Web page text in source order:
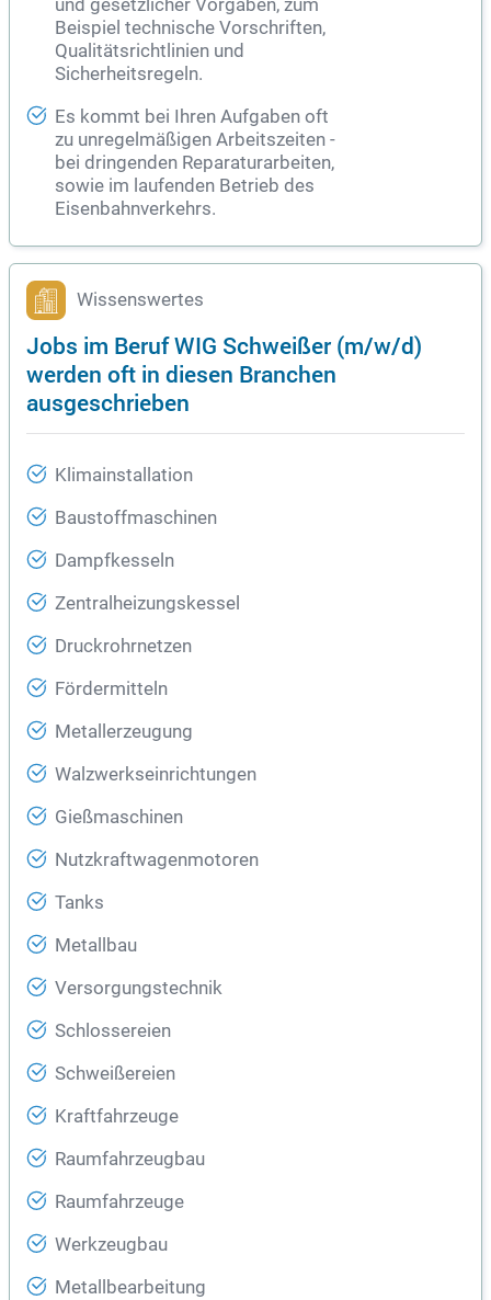
und gesetzlicher Vorgaben, zum
Beispiel technische Vorschriften,
Qualitätsrichtlinien und
Sicherheitsregeln.
Es kommt bei Ihren Aufgaben oft
zu unregelmäßigen Arbeitszeiten -
bei dringenden Reparaturarbeiten,
sowie im laufenden Betrieb des
Eisenbahnverkehrs.
Wissenswertes
Jobs im Beruf WIG Schweißer (m/w/d)
werden oft in diesen Branchen
ausgeschrieben
Klimainstallation
Baustoffmaschinen
Dampfkesseln
Zentralheizungskessel
Druckrohrnetzen
Fördermitteln
Metallerzeugung
Walzwerkseinrichtungen
Gießmaschinen
Nutzkraftwagenmotoren
Tanks
Metallbau
Versorgungstechnik
Schlossereien
Schweißereien
Kraftfahrzeuge
Raumfahrzeugbau
Raumfahrzeuge
Werkzeugbau
Metallbearbeitung